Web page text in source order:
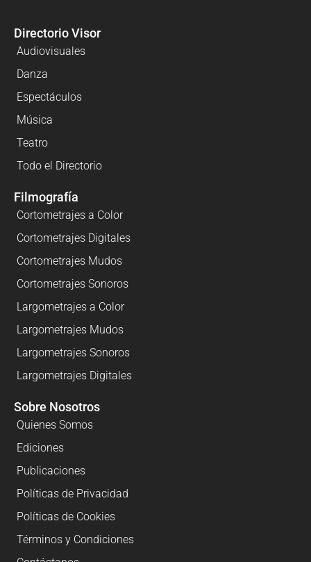
Directorio Visor
Audiovisuales
Danza
Espectáculos
Música
Teatro
Todo el Directorio
Filmografía
Cortometrajes a Color
Cortometrajes Digitales
Cortometrajes Mudos
Cortometrajes Sonoros
Largometrajes a Color
Largometrajes Mudos
Largometrajes Sonoros
Largometrajes Digitales
Sobre Nosotros
Quienes Somos
Ediciones
Publicaciones
Políticas de Privacidad
Políticas de Cookies
Términos y Condiciones